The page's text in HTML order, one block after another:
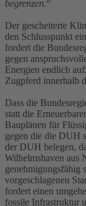
begrenzen.“
Der gescheiterte
den Schlusspunkt
fordert die
gegen
Energien endlich
Zugpferd innerhalb
Dass die
statt die
Bauplänen für
gegen die die DUH
der DUH belegen,
Wilhelmshaven aus
genehmigungsfähig
vorgeschlagenen
fordert einen
fossile Infrastruktur